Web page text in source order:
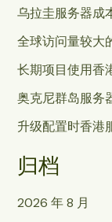
乌拉圭服务器成
全球访问量较大
长期项目使用香
奥克尼群岛服务
升级配置时香港
归档
2026 年 8 月